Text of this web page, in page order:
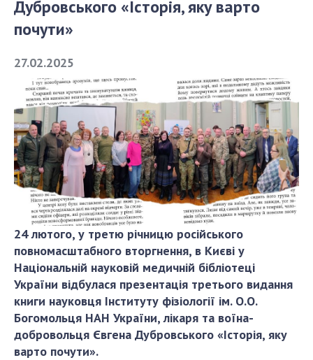
СТРУКТУРА
Президія НАН України
Апарат Президії
Секція фізико-технічних і математичних
наук
Секція хімічних і біологічних наук
Секція суспільних і гуманітарних наук
Установи при Президії
Ради, комітети та комісії
Наукові центри МОН та НАН України
Громадські організації
ДІЯЛЬНІСТЬ
Дубровського «Історія, яку варто
почути»
27.02.2025
24 лютого, у третю річницю російського
повномасштабного вторгнення, в Києві у
Національній науковій медичній бібліотеці
України відбулася презентація третього видання
книги науковця Інституту фізіології ім. О.О.
Богомольця НАН України, лікаря та воїна-
добровольця Євгена Дубровського «Історія, яку
варто почути».